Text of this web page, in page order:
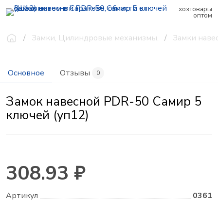
хозтовары
оптом
Замки, Цилиндровые механизмы. Замки
Основное Отзывы 0
Замок навесной PDR-50 Самир 5
ключей (уп12)
308.93 ₽
Артикул
0361